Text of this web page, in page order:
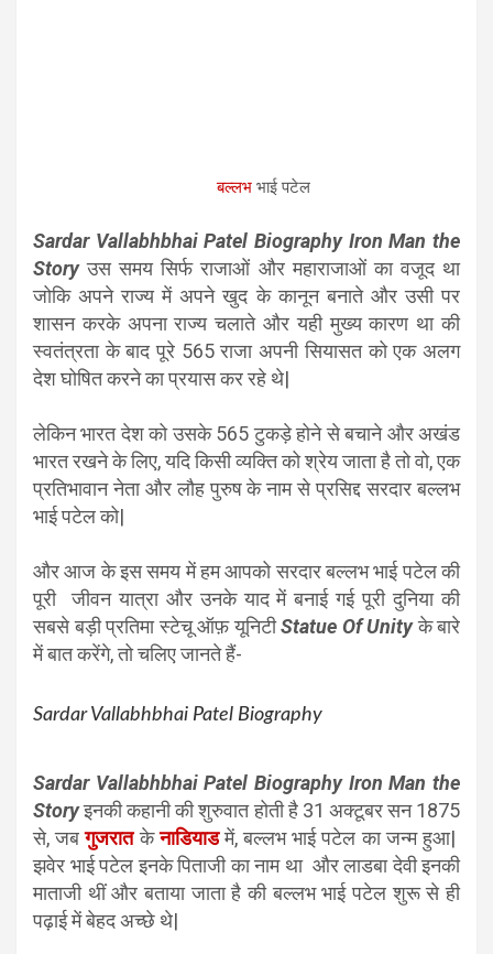
बल्लभ भाई पटेल
Sardar Vallabhbhai Patel Biography Iron Man the
Storyउस समय सिर्फ राजाओं और महाराजाओं का वजूद था
जोकि अपने राज्य में अपने खुद के कानून बनाते और उसी पर
शासन करके अपना राज्य चलाते और यही मुख्य कारण था की
स्वतंत्रता के बाद पूरे 565 राजा अपनी सियासत को एक अलग
देश घोषित करने का प्रयास कर रहे थे|
लेकिन भारत देश को उसके 565 टुकड़े होने से बचाने और अखंड
भारत रखने के लिए, यदि किसी व्यक्ति को श्रेय जाता है तो वो, एक
प्रतिभावान नेता और लौह पुरुष के नाम से प्रसिद्द सरदार बल्लभ
भाई पटेल को|
और आज के इस समय में हम आपको सरदार बल्लभ भाई पटेल की
पूरी जीवन यात्रा और उनके याद में बनाई गई पूरी दुनिया की
सबसे बड़ी प्रतिमा स्टेचू ऑफ़ यूनिटीStatue Of Unityके बारे
में बात करेंगे, तो चलिए जानते हैं-
Sardar Vallabhbhai Patel Biography
Sardar Vallabhbhai Patel Biography Iron Man the
Storyइनकी कहानी की शुरुवात होती है 31 अक्टूबर सन 1875
से, जबगुजरातकेनाडियाडमें, बल्लभ भाई पटेल का जन्म हुआ|
झवेर भाई पटेल इनके पिताजी का नाम था और लाडबा देवी इनकी
माताजी थीं और बताया जाता है की बल्लभ भाई पटेल शुरू से ही
पढ़ाई में बेहद अच्छे थे|